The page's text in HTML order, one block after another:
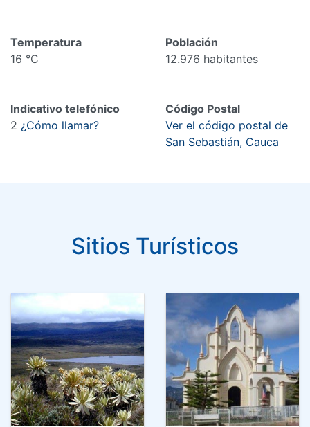
Temperatura
16 °C
Población
12.976 habitantes
Indicativo telefónico
2 ¿Cómo llamar?
Código Postal
Ver el código postal de
San Sebastián, Cauca
Sitios Turísticos